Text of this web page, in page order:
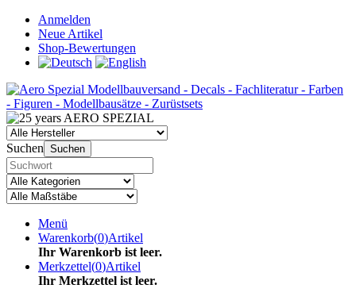
Anmelden
Neue Artikel
Shop-Bewertungen
Suchen Suchen
Menü
Warenkorb(0)Artikel
Ihr Warenkorb ist leer.
Merkzettel(0)Artikel
Ihr Merkzettel ist leer.